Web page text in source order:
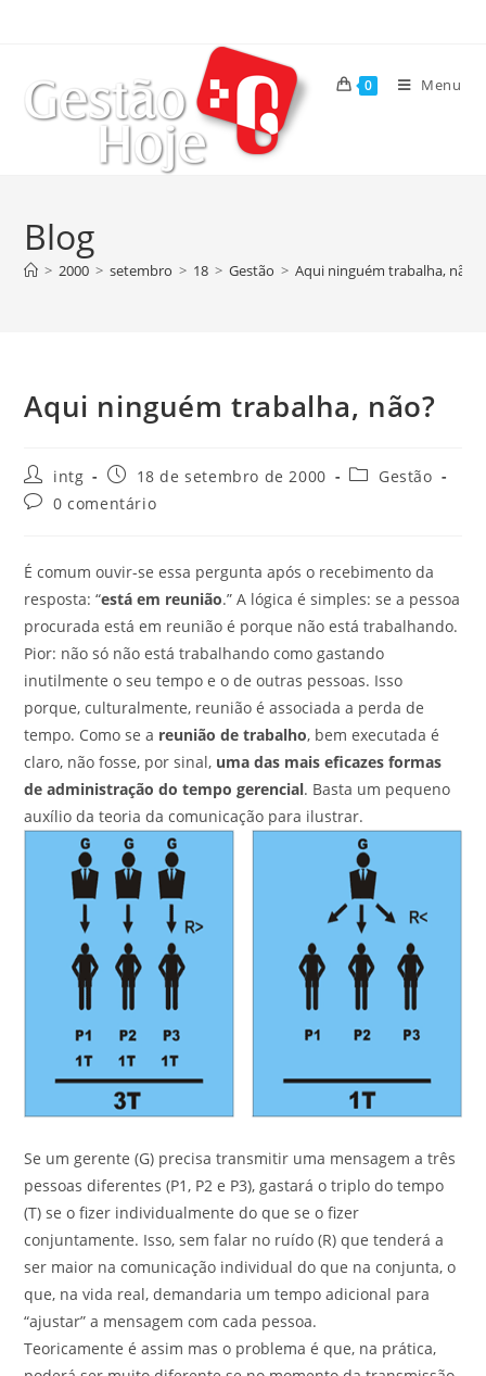
0 Menu
Blog
> 2000 > setembro > 18 > Gestão > Aqui ninguém trabalha, não?
Aqui ninguém trabalha, não?
intg 18 de setembro de 2000
Gestão
0 comentário
É comum ouvir-se essa pergunta após o recebimento da
resposta: “está em reunião.” A lógica é simples: se a pessoa
procurada está em reunião é porque não está trabalhando.
Pior: não só não está trabalhando como gastando
inutilmente o seu tempo e o de outras pessoas. Isso
porque, culturalmente, reunião é associada a perda de
tempo. Como se a reunião de trabalho, bem executada é
claro, não fosse, por sinal, uma das mais eficazes formas
de administração do tempo gerencial. Basta um pequeno
auxílio da teoria da comunicação para ilustrar.
Se um gerente (G) precisa transmitir uma mensagem a três
pessoas diferentes (P1, P2 e P3), gastará o triplo do tempo
(T) se o fizer individualmente do que se o fizer
conjuntamente. Isso, sem falar no ruído (R) que tenderá a
ser maior na comunicação individual do que na conjunta, o
que, na vida real, demandaria um tempo adicional para
“ajustar” a mensagem com cada pessoa.
Teoricamente é assim mas o problema é que, na prática,